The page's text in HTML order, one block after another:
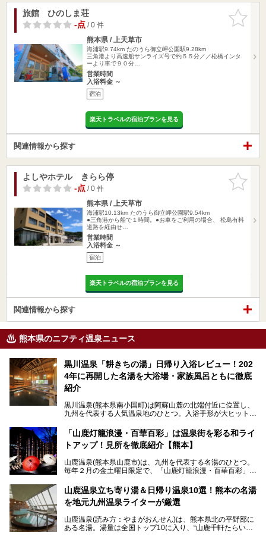
お気に入
りに追加
旅館 ひのしま荘
-点/ 0 件
熊本県 / 上天草市
海浦駅9.74km たのうら御立岬公園駅9.28km
三角港より高速船サンライズ号で約５５分／／松橋インタ
ーより車で９０分…
営業時間
入浴料金 ～
宿泊
楽天トラベルの宿泊プランを見る
関連情報から探す
お気に入
りに追加
よしやホテル きらら停
-点/ 0 件
熊本県 / 上天草市
海浦駅10.13km たのうら御立岬公園駅9.54km
●三角港から船で１時間。●お車をご利用の場合、 松島有料
道路を経由せ…
営業時間
入浴料金 ～
宿泊
楽天トラベルの宿泊プランを見る
関連情報から探す
熊本県のニフティ温泉ニュース
黒川温泉「耕きちの湯」日帰り入浴レビュー！202
4年に再開した名湯を大浴場・家族風呂ともに徹底
紹介
黒川温泉(熊本県南小国町)は阿蘇山麓の北端付近に位置し、
九州を代表する人気温泉地のひとつ。入浴手形が大ヒット
す。
中でも「耕きち(こうきち)の湯」は露天風呂を持たないもの
り一度廃業しましたが、2024年10月に営業再開。数多くの
温泉ファンに注目される名湯です。
今回は再開した耕きちの湯を訪問し、全浴室(男女別大浴
「山鹿灯籠浪漫・百華百彩」は温泉街を彩る和ライ
トアップ！見所を徹底紹介【熊本】
山鹿温泉(熊本県山鹿市)は、九州を代表する名湯のひとつ。
毎年２月の金土曜日限定で、「山鹿灯籠浪漫・百華百彩」
ます。和傘や竹、ろうそくなどを用いて、和情緒たっぷりの
ライトアップが無料で楽しめます。
日、の合計8日間開催。今回は地元九州在住の筆者が、その
見所を徹底紹介。併せて、その他イベントや立ち寄り湯も併
山鹿温泉立ち寄り湯＆日帰り温泉10選！熊本の名湯
を地元九州温泉ライターが厳選
山鹿温泉(読み方：やまがおんせん)は、熊本県北の平野部に
ある名湯。湯量は全国トップ10に入り、“山鹿千軒たらいな